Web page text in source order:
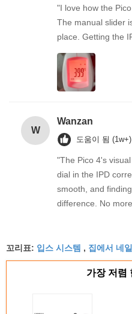
"I love how the
The manual slider
place. Getting the
W
Wanzan
도움이 됨 (1w+)
"The Pico 4's
dial in the IPD
smooth, and
difference. No
fantastic once you
manual
sweet spot makes
꼬리표: 입스 시스템 , 집에서 네
가장 저렴